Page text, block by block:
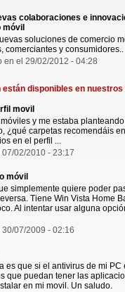
colaboraciones e
soluciones de comercio
comerciantes y consumidores..
el 29/02/2012 - 04:28
disponibles en nuestros
movil
y me estaba
¿qué carpetas recomendáis
en el perfil ...
02/2010 - 23:17
móvil
simplemente quiere poder
Tiene Win Vista Home
Al intentar usar alguna
07/2009 - 02:16
es que si el antivirus de mi PC
que puedan tener las
en mi movil. Un saludo.